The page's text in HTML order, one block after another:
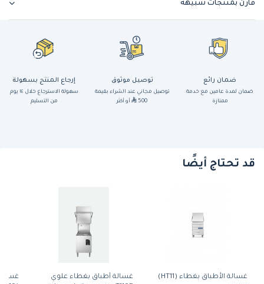
قارن بمنتجات شبيهة
ضمان رائع
ضمان لمدة عامين مع خدمة
ممتازة
توصيل موثوق
توصيل مجاني عند الشراء بقيمة
500
أو أكثر
إرجاع المنتج بسهولة
سهولة الاسترجاع خلال ١٤ يوم
من التسليم
قد تحتاج أيضًا
غسالة الأطباق بغطاء (HT11)
غسالة أطباق بغطاء علوي